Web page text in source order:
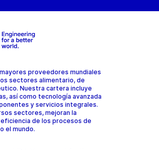
proveedores mundiales
sectores alimentario, de
Nuestra cartera incluye
así como tecnología avanzada
y servicios integrales.
sectores, mejoran la
de los procesos de
el mundo.